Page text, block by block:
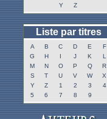
Y
Z
Liste par titres
A B C D E
F
G
H I J K
L
M
N O P Q
R
S
T U V W
X
Y
Z 1 2 3
4
5
6 7 8 9